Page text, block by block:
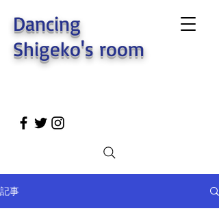
Dancing
Shigeko's room
記事